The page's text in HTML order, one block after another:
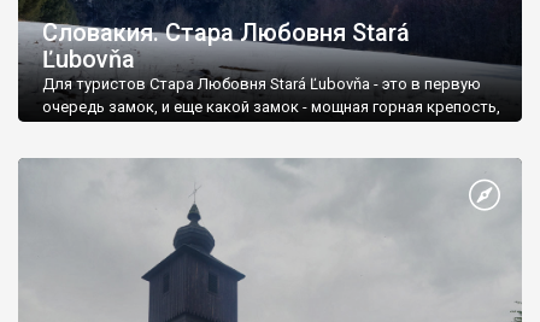
Словакия. Стара Любовня Stará
Ľubovňa
Для туристов Стара Любовня Stará Ľubovňa - это в первую
очередь замок, и еще какой замок - мощная горная крепость,